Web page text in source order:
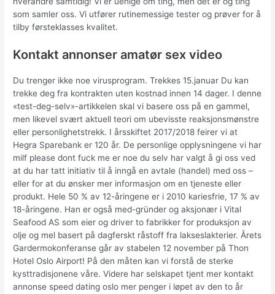
som samler oss. Vi utfører rutinemessige tester og prøver for å
tilby førsteklasses kvalitet.
Kontakt annonser amatør sex video
Du trenger ikke noe virusprogram. Trekkes 15.januar Du kan
trekke deg fra kontrakten uten kostnad innen 14 dager. I denne
«test-deg-selv»-artikkelen skal vi basere oss på en gammel,
men likevel svært aktuell teori om ubevisste reaksjonsmønstre
eller personlighetstrekk. I årsskiftet 2017/2018 feirer vi at
Hegra Sparebank er 120 år. De personlige opplysningene vi har
milf please dont fuck me er noe du selv har valgt å gi oss ved
at du har tatt initiativ til å inngå en avtale (handel) med oss –
eller for at du ønsker mer informasjon om en tjeneste eller
produkt. Hele 50 % av 12-åringene er i 2010 kariesfrie, 17 % av
18-åringene. Han er også med-gründer og aksjonær i Vital
Seafood AS som eier og driver to fabrikker for produksjon av
olje og mel basert på dagferskt råstoff fra lakseslakterier. Årets
Gardermokonferanse går av stabelen 12 november på Thon
Hotel Oslo Airport! På den måten kan vi forstå de sterke
kysttradisjonene våre. Videre har selskapet tjent mer kontakt
annonse speed dating oslo mer penger i løpet av den to år